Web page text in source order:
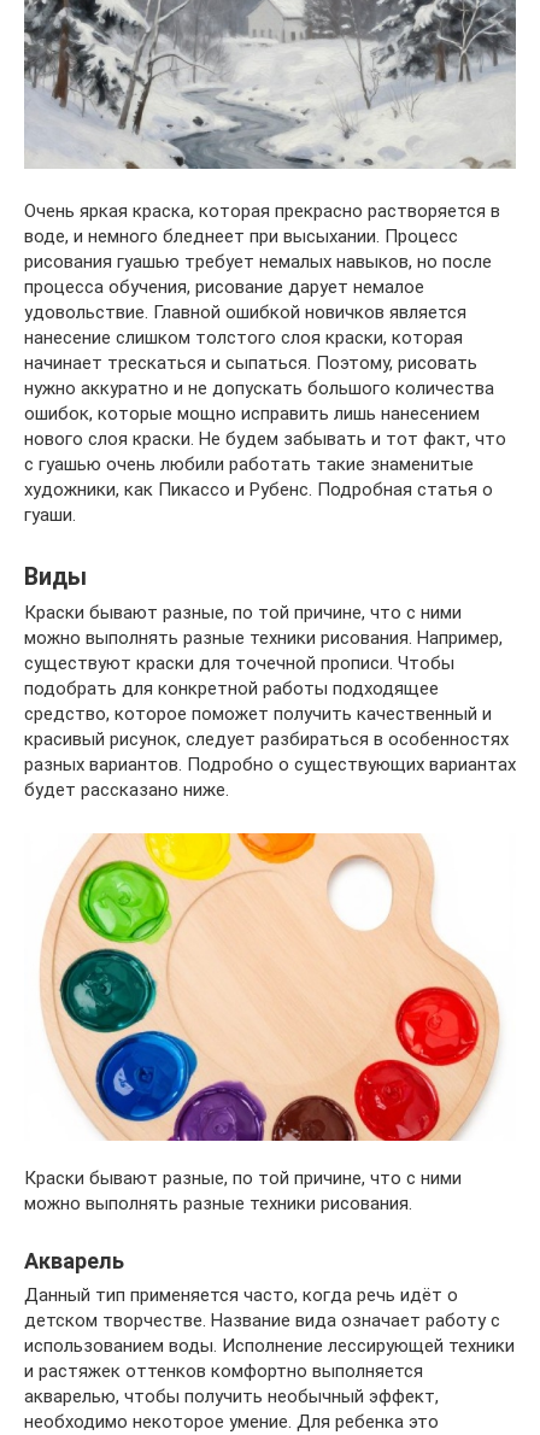
Очень яркая краска, которая прекрасно растворяется в
воде, и немного бледнеет при высыхании. Процесс
рисования гуашью требует немалых навыков, но после
процесса обучения, рисование дарует немалое
удовольствие. Главной ошибкой новичков является
нанесение слишком толстого слоя краски, которая
начинает трескаться и сыпаться. Поэтому, рисовать
нужно аккуратно и не допускать большого количества
ошибок, которые мощно исправить лишь нанесением
нового слоя краски. Не будем забывать и тот факт, что
с гуашью очень любили работать такие знаменитые
художники, как Пикассо и Рубенс. Подробная статья о
гуаши.
Виды
Краски бывают разные, по той причине, что с ними
можно выполнять разные техники рисования. Например,
существуют краски для точечной прописи. Чтобы
подобрать для конкретной работы подходящее
средство, которое поможет получить качественный и
красивый рисунок, следует разбираться в особенностях
разных вариантов. Подробно о существующих вариантах
будет рассказано ниже.
Краски бывают разные, по той причине, что с ними
можно выполнять разные техники рисования.
Акварель
Данный тип применяется часто, когда речь идёт о
детском творчестве. Название вида означает работу с
использованием воды. Исполнение лессирующей техники
и растяжек оттенков комфортно выполняется
акварелью, чтобы получить необычный эффект,
необходимо некоторое умение. Для ребенка это